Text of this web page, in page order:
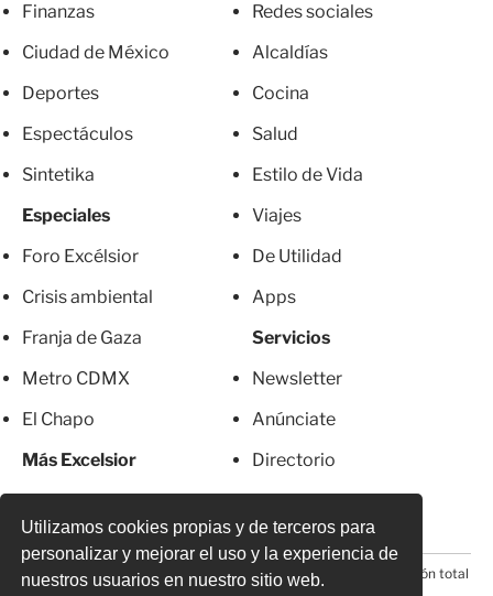
Utilizamos cookies propias y de terceros para
personalizar y mejorar el uso y la experiencia de
nuestros usuarios en nuestro sitio web.
Finanzas
Ciudad de México
Deportes
Espectáculos
Sintetika
Especiales
Foro Excélsior
Crisis ambiental
Franja de Gaza
Metro CDMX
El Chapo
Más Excelsior
Redes sociales
Alcaldías
Cocina
Salud
Estilo de Vida
Viajes
De Utilidad
Apps
Servicios
Newsletter
Anúnciate
Directorio
© 2026 Todos los derechos reservados. Prohibida la reproducción total
o parcial, incluyendo cualquier medio electrónico*